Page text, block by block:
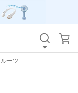
ーツ
すべて